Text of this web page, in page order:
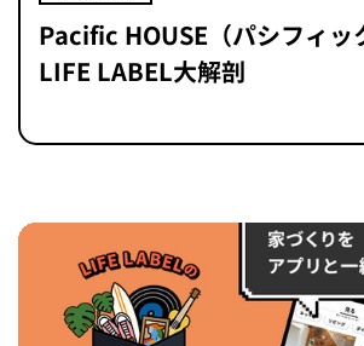
Pacific HOUSE（パシフィッ
LIFE LABEL大解剖